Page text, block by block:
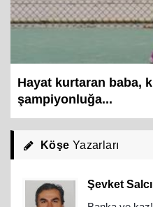
Hayat kurtaran baba,
şampiyonluğa...
Köşe Yazarları
Şevket Salcı